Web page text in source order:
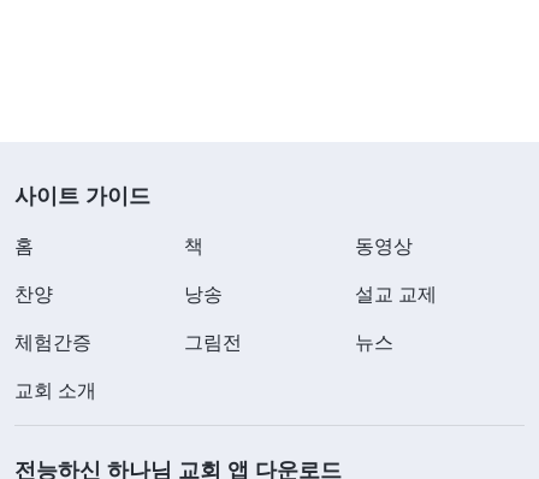
사이트 가이드
홈 책 동영상
찬양 낭송 설교 교제
체험간증 그림전 뉴스
교회 소개
전능하신 하나님 교회 앱 다운로드